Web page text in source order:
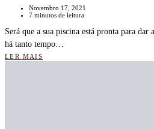
Novembro 17, 2021
7 minutos de leitura
Será que a sua piscina está pronta para dar
há tanto tempo…
LER MAIS